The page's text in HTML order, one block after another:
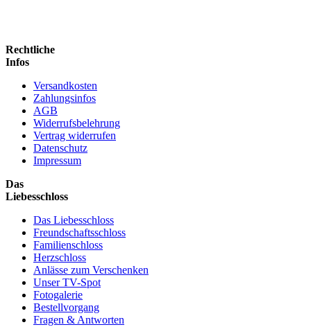
Rechtliche
Infos
Versandkosten
Zahlungsinfos
AGB
Widerrufsbelehrung
Vertrag widerrufen
Datenschutz
Impressum
Das
Liebesschloss
Das Liebesschloss
Freundschaftsschloss
Familienschloss
Herzschloss
Anlässe zum Verschenken
Unser TV-Spot
Fotogalerie
Bestellvorgang
Fragen & Antworten